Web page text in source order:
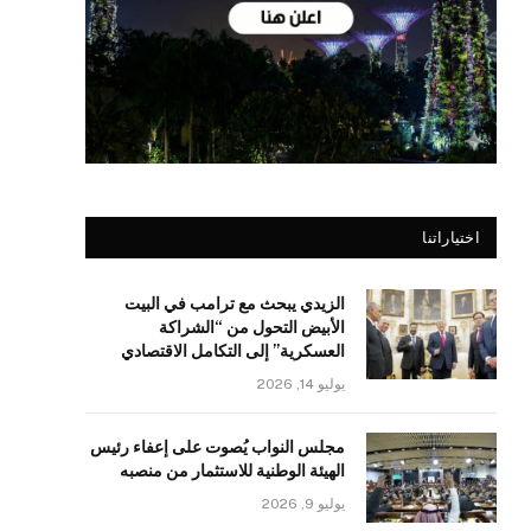
اختياراتنا
الزيدي يبحث مع ترامب في البيت
الأبيض التحول من “الشراكة
العسكرية” إلى التكامل الاقتصادي
يوليو 14, 2026
مجلس النواب يُصوت على إعفاء رئيس
الهيئة الوطنية للاستثمار من منصبه
يوليو 9, 2026